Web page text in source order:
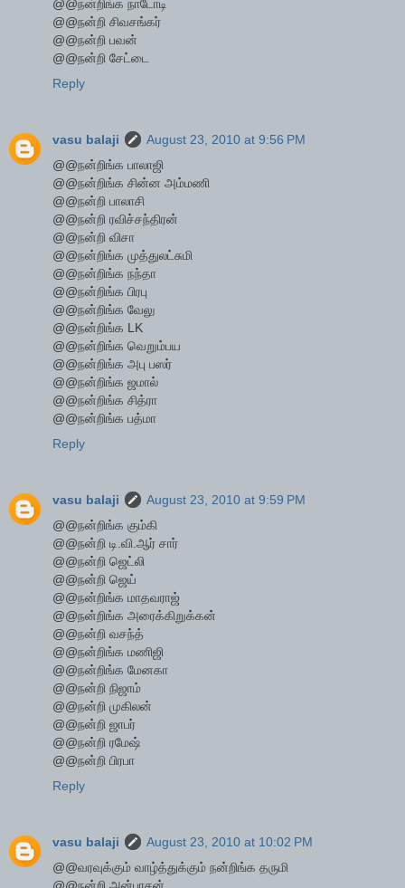
@@நன்றிங்க நாடோடி
@@நன்றி சிவசங்கர்
@@நன்றி பவன்
@@நன்றி சேட்டை
Reply
vasu balaji
August 23, 2010 at 9:56 PM
@@நன்றிங்க பாலாஜி
@@நன்றிங்க சின்ன அம்மணி
@@நன்றி பாலாசி
@@நன்றி ரவிச்சந்திரன்
@@நன்றி விசா
@@நன்றிங்க முத்துலட்சுமி
@@நன்றிங்க நந்தா
@@நன்றிங்க பிரபு
@@நன்றிங்க வேலு
@@நன்றிங்க LK
@@நன்றிங்க வெறும்பய
@@நன்றிங்க அபு பஸர்
@@நன்றிங்க ஜமால்
@@நன்றிங்க சித்ரா
@@நன்றிங்க பத்மா
Reply
vasu balaji
August 23, 2010 at 9:59 PM
@@நன்றிங்க கும்கி
@@நன்றி டி.வி.ஆர் சார்
@@நன்றி ஜெட்லி
@@நன்றி ஜெய்
@@நன்றிங்க மாதவராஜ்
@@நன்றிங்க அரைக்கிறுக்கன்
@@நன்றி வசந்த்
@@நன்றிங்க மணிஜி
@@நன்றிங்க மேனகா
@@நன்றி நிஜாம்
@@நன்றி முகிலன்
@@நன்றி ஜாபர்
@@நன்றி ரமேஷ்
@@நன்றி பிரபா
Reply
vasu balaji
August 23, 2010 at 10:02 PM
@@வரவுக்கும் வாழ்த்துக்கும் நன்றிங்க தருமி
@@நன்றி அன்பரசன்